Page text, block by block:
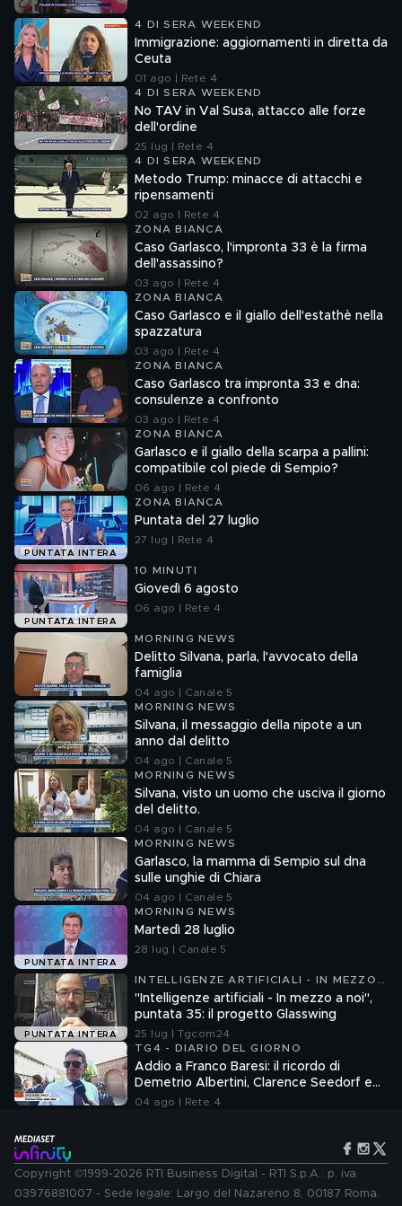
4 DI SERA WEEKEND
Immigrazione: aggiornamenti in diretta da
Ceuta
01 ago | Rete 4
4 DI SERA WEEKEND
No TAV in Val Susa, attacco alle forze
dell'ordine
25 lug | Rete 4
4 DI SERA WEEKEND
Metodo Trump: minacce di attacchi e
ripensamenti
02 ago | Rete 4
ZONA BIANCA
Caso Garlasco, l'impronta 33 è la firma
dell'assassino?
03 ago | Rete 4
ZONA BIANCA
Caso Garlasco e il giallo dell'estathè nella
spazzatura
03 ago | Rete 4
ZONA BIANCA
Caso Garlasco tra impronta 33 e dna:
consulenze a confronto
03 ago | Rete 4
ZONA BIANCA
Garlasco e il giallo della scarpa a pallini:
compatibile col piede di Sempio?
06 ago | Rete 4
PUNTATA INTERA
ZONA BIANCA
Puntata del 27 luglio
27 lug | Rete 4
PUNTATA INTERA
10 MINUTI
Giovedì 6 agosto
06 ago | Rete 4
MORNING NEWS
Delitto Silvana, parla, l'avvocato della
famiglia
04 ago | Canale 5
MORNING NEWS
Silvana, il messaggio della nipote a un
anno dal delitto
04 ago | Canale 5
MORNING NEWS
Silvana, visto un uomo che usciva il giorno
del delitto.
04 ago | Canale 5
MORNING NEWS
Garlasco, la mamma di Sempio sul dna
sulle unghie di Chiara
04 ago | Canale 5
PUNTATA INTERA
MORNING NEWS
Martedì 28 luglio
28 lug | Canale 5
PUNTATA INTERA
INTELLIGENZE ARTIFICIALI - IN MEZZO
A NOI
"Intelligenze artificiali - In mezzo a noi",
puntata 35: il progetto Glasswing
25 lug | Tgcom24
TG4 - DIARIO DEL GIORNO
Addio a Franco Baresi: il ricordo di
Demetrio Albertini, Clarence Seedorf e
Giovanni Galli
04 ago | Rete 4
Copyright ©1999-2026 RTI Business Digital - RTI S.p.A.: p. iva
03976881007 - Sede legale: Largo del Nazareno 8, 00187 Roma.